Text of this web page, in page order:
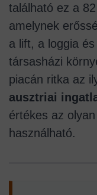
található ez a
amelynek
a lift, a loggia
társasházi
piacán ritka az
ausztriai
értékes az
használható.